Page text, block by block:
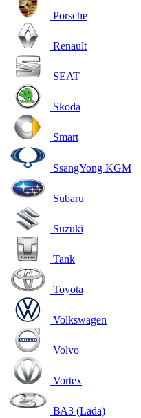
Porsche
Renault
SEAT
Skoda
Smart
SsangYong KGM
Subaru
Suzuki
Tank
Toyota
Volkswagen
Volvo
Vortex
ВАЗ (Lada)